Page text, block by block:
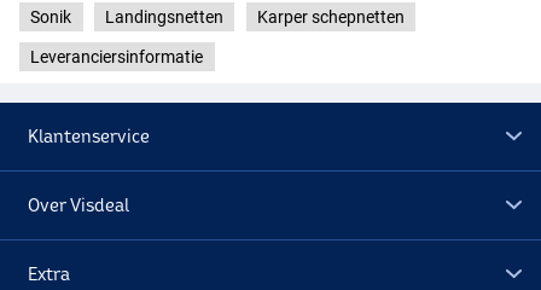
Sonik Landingsnetten Karper schepnetten
Leveranciersinformatie
Klantenservice
Over Visdeal
Extra